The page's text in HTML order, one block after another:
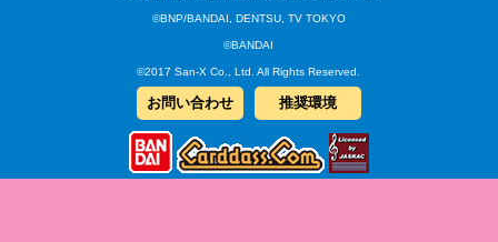
©BNP/BANDAI, DENTSU, TV TOKYO
©BANDAI
©2017 San-X Co., Ltd. All Rights Reserved.
お問い合わせ 推奨環境